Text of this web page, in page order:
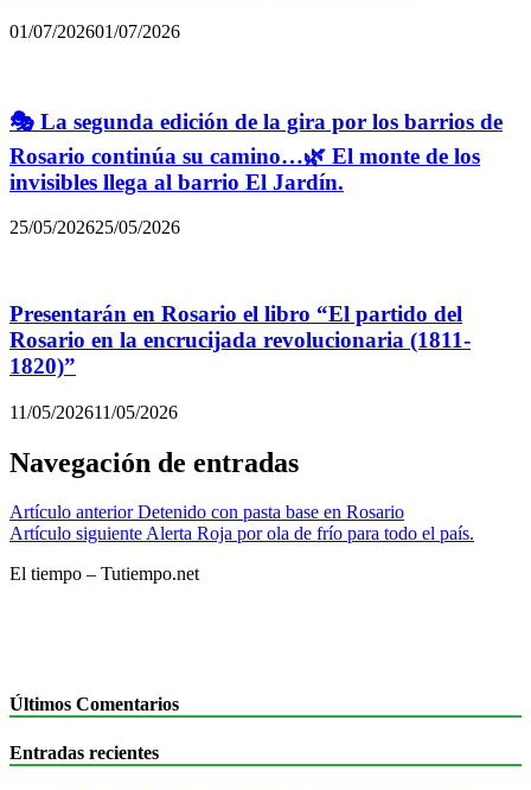
01/07/202601/07/2026
🎭 La segunda edición de la gira por los barrios de
Rosario continúa su camino…🌿 El monte de los
invisibles llega al barrio El Jardín.
25/05/202625/05/2026
Presentarán en Rosario el libro “El partido del
Rosario en la encrucijada revolucionaria (1811-
1820)”
11/05/202611/05/2026
Navegación de entradas
Artículo anterior Detenido con pasta base en Rosario
Artículo siguienteAlerta Roja por ola de frío para todo el país.
El tiempo – Tutiempo.net
Últimos Comentarios
Entradas recientes